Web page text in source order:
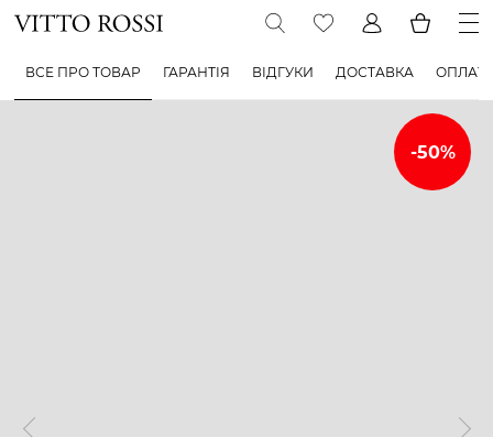
ВСЕ ПРО ТОВАР ГАРАНТІЯ ВІДГУКИ ДОСТАВКА